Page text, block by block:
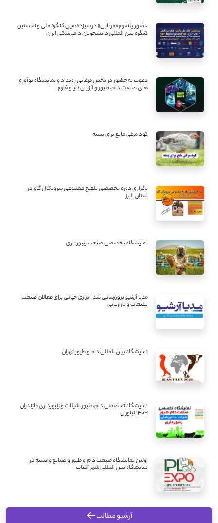
حضور پلتفرم «مرغابی» در سیزدهمین کنگره ملی و نخستین
کنگره بین ‌المللی دانشجویان دامپزشکی ایران
دعوت به حضور در بخش مرغابی رویداد و نمایشگاه نوآوری
های صنعت دام، طیور و آبزیان ؛ اینو فارم
کود مرغی مایع برای پسته
برگزاری دوره تخصصی تلقیح مصنوعی سرویکال گاو در
استان البرز
نمایشگاه تخصصی صنعت زنبورداری
مدیا آرشیو بروزرسانی شد: ابزاری حیاتی برای فعالان صنعت
تبلیغات و بازاریابی
نمایشگاه بین المللی دام و طیور تهران
نمایشگاه تخصصی دام، طیور، شیلات و زنبورداری مازندران
1403 نیاوران
اولین نمایشگاه صنعت دام و طیور و صنایع وابسته در
نمایشگاه بین المللی شهر آفتاب
آرشیو مطالب